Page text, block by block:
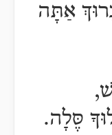
אַתָּה
סֶּלָה.